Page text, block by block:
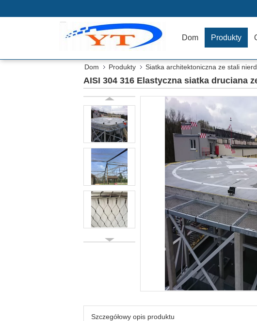
Dom Produkty
Dom Produkty Siatka architektoniczna ze stali
AISI 304 316 Elastyczna siatka druciana
Szczegółowy opis produktu